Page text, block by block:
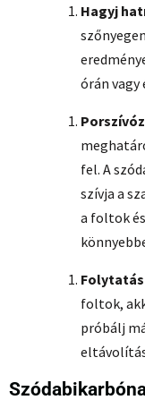
Hagyj
órán vagy
fel. A
szívja a
a foltok
foltok,
próbálj